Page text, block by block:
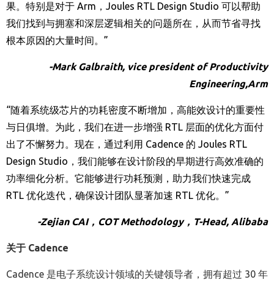
果。特别是对于 Arm ， Joules RTL Design Studio 可以帮助
我们找到与拥塞和深层逻辑相关的问题所在，从而节省寻找
根本原因的大量时间。 ”
-Mark Galbraith, vice president of Productivity
Engineering,Arm
“随着系统级芯片的功耗密度不断增加，高能效设计的重要性
与日俱增。为此，我们在进一步增强 RTL 层面的优化方面付
出了不懈努力。现在，通过利用 Cadence 的 Joules RTL
Design Studio ，我们能够在设计阶段的早期进行高效准确的
功率细化分析。它能够进行功耗预测，助力我们快速完成
RTL 优化迭代，确保设计团队显著加速 RTL 优化。 ”
-Zejian CAI， COT Methodology， T-Head, Alibaba
关于 Cadence
Cadence 是电子系统设计领域的关键领导者，拥有超过 30 年